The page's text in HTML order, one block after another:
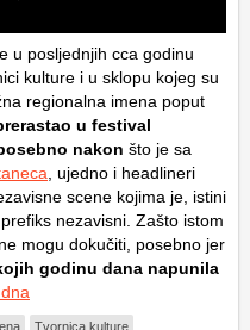
u posljednjih cca godinu
kulture i u sklopu kojeg su
regionalna imena poput
u festival
nakon što je sa
, ujedno i headlineri
scene kojima je, istini
nezavisni. Zašto istom
mogu dokučiti, posebno jer
godinu dana napunila
Tvornica kulture